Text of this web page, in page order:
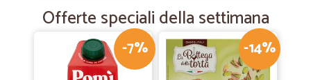
Offerte speciali della settimana
-7% -14%